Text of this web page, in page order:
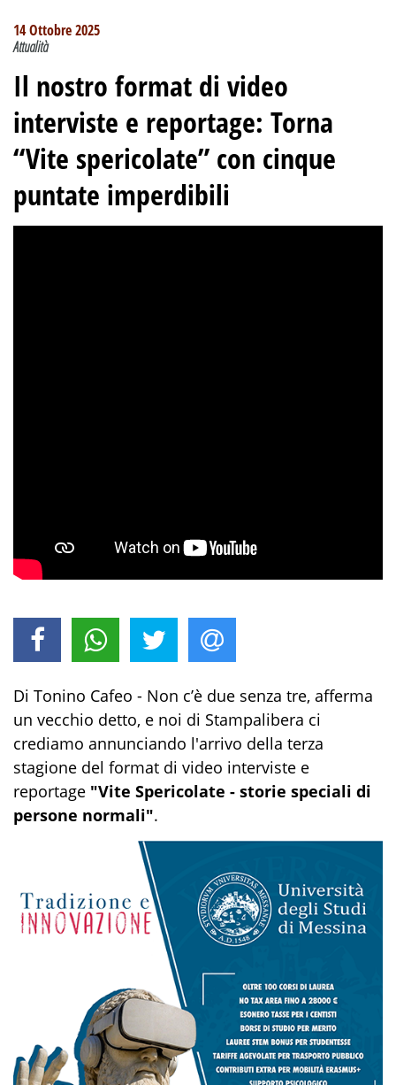
14 Ottobre 2025
Attualità
Il nostro format di video
interviste e reportage: Torna
“Vite spericolate” con cinque
puntate imperdibili
Di Tonino Cafeo - Non c’è due senza tre, afferma
un vecchio detto, e noi di Stampalibera ci
crediamo annunciando l'arrivo della terza
stagione del format di video interviste e
reportage "Vite Spericolate - storie speciali di
persone normali".